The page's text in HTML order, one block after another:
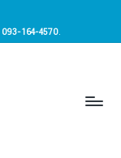
093-164-4570.